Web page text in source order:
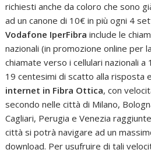
richiesti anche da coloro che sono
ad un canone di 10€ in più ogni 4
Vodafone IperFibra include le
nazionali (in promozione online per
chiamate verso i cellulari nazionali
19 centesimi di scatto alla risposta
internet in Fibra Ottica, con
secondo nelle città di Milano,
Cagliari, Perugia e Venezia
città si potrà navigare ad un
download. Per usufruire di tali